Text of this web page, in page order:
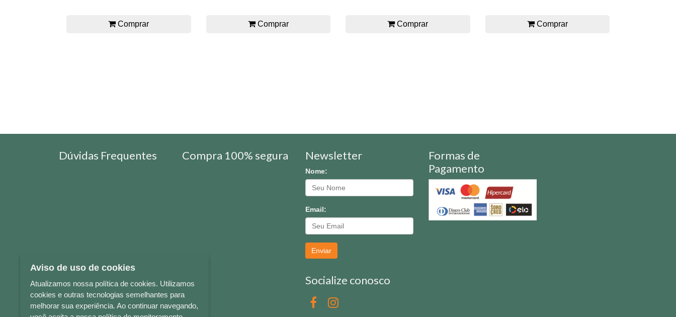
Comprar Comprar Comprar Comprar
Dúvidas Frequentes Compra 100% segura Newsletter
Nome:
Email:
Enviar
Socialize conosco
Formas de
Pagamento
Aviso de uso de cookies
Atualizamos nossa política de cookies. Utilizamos
cookies e outras tecnologias semelhantes para
melhorar sua experiência. Ao continuar navegando,